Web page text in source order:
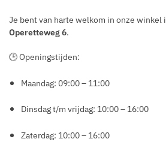
Je bent van harte welkom in onze winkel
Operetteweg 6.
🕒 Openingstijden:
Maandag: 09:00 – 11:00
Dinsdag t/m vrijdag: 10:00 – 16:00
Zaterdag: 10:00 – 16:00